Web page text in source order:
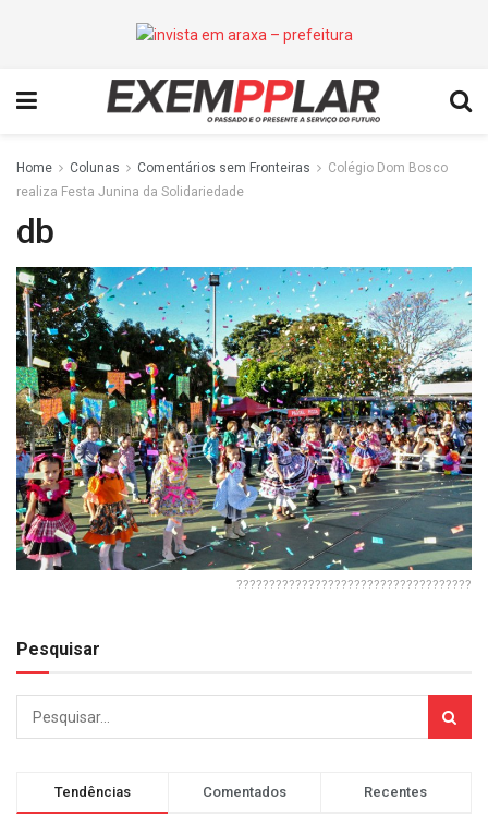
Home Colunas Comentários sem Fronteiras
Colégio Dom Bosco
realiza Festa Junina da Solidariedade
db
????????????????????????????????????
Pesquisar
Tendências Comentados Recentes